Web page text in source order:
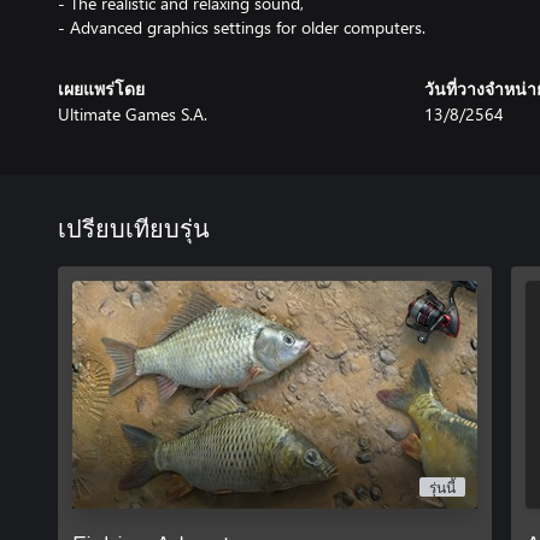
- Advanced graphics settings for older computers.
เผยแพร่โดย
Ultimate Games S.A.
วันที่วางจำหน่า
13/8/2564
เปรียบเทียบรุ่น
รุ่นนี้